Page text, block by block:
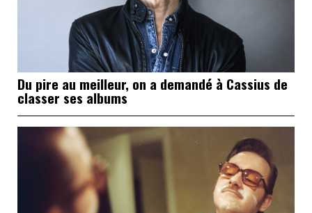
Du pire au meilleur, on a demandé à Cassius de
classer ses albums